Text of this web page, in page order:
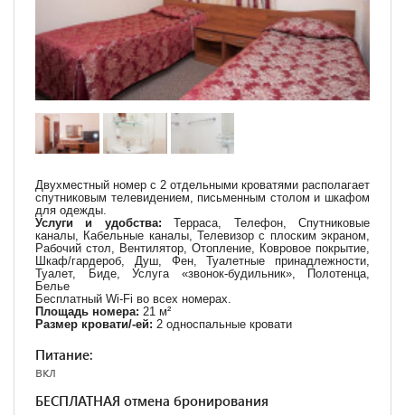
Двухместный номер с 2 отдельными кроватями располагает
спутниковым телевидением, письменным столом и шкафом
для одежды.
Услуги и удобства:Терраса, Телефон, Спутниковые
каналы, Кабельные каналы, Телевизор с плоским экраном,
Рабочий стол, Вентилятор, Отопление, Ковровое покрытие,
Шкаф/гардероб, Душ, Фен, Туалетные принадлежности,
Туалет, Биде, Услуга «звонок-будильник», Полотенца,
Белье
Бесплатный Wi-Fi во всех номерах.
Площадь номера: 21 м²
Размер кровати/-ей: 2 односпальные кровати
Питание:
вкл
БЕСПЛАТНАЯ отмена бронирования